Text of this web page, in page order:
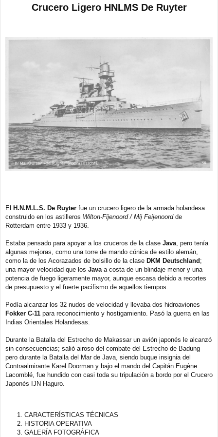
Crucero Ligero HNLMS De Ruyter
El H.N.M.L.S. De Ruyter fue un crucero ligero de la armada holandesa
construido en los astilleros Wilton-Fijenoord / Mij Feijenoordde
Rotterdam entre 1933 y 1936.
Estaba pensado para apoyar a los cruceros de la clase Java , pero tenía
algunas mejoras, como una torre de mando cónica de estilo alemán,
como la de los Acorazados de bolsillo de la clase DKM Deutschland ;
una mayor velocidad que los Java a costa de un blindaje menor y una
potencia de fuego ligeramente mayor, aunque escasa debido a recortes
de presupuesto y el fuerte pacifismo de aquellos tiempos.
Podía alcanzar los 32 nudos de velocidad y llevaba dos hidroaviones
Fokker C-11 para reconocimiento y hostigamiento. Pasó la guerra en las
Indias Orientales Holandesas.
Durante la Batalla del Estrecho de Makassar un avión japonés le alcanzó
sin consecuencias; salió airoso del combate del Estrecho de Badung
pero durante la Batalla del Mar de Java, siendo buque insignia del
Contraalmirante Karel Doorman y bajo el mando del Capitán Eugène
Lacomblé, fue hundido con casi toda su tripulación a bordo por el Crucero
Japonés IJN Haguro.
CARACTERÍSTICAS TÉCNICAS
HISTORIA OPERATIVA
GALERÍA FOTOGRÁFICA